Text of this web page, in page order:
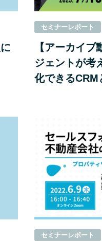
セミナーレポート
【アーカイ
ジェントが考
化できるCRM
セミナーレポート